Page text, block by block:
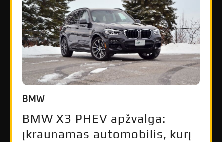
BMW
BMW X3 PHEV apžvalga:
įkraunamas automobilis, kurį